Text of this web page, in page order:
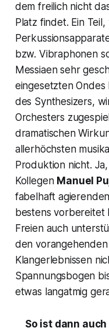
dem freilich nicht
Platz findet. Ein
bzw. Vibraphonen
Messiaen sehr
eingesetzten
des Synthesizers,
Orchesters
dramatischen
allerhöchsten
Produktion nicht. Ja,
Kollegen Manuel
fabelhaft
bestens vorbereitet
Freien auch
den
Klangerlebnissen
Spannungsbogen
etwas langatmig
So ist dann